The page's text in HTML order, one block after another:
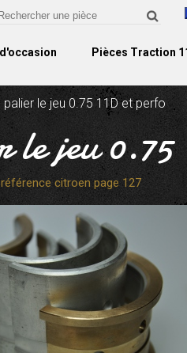
Pièces Traction
le jeu 0.75 11D et perfo
le jeu
citroen page 127